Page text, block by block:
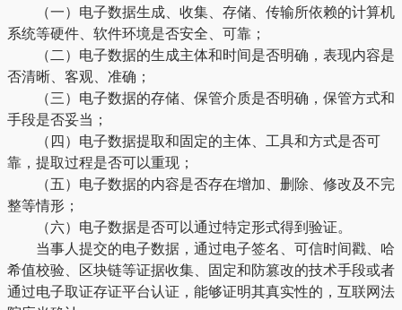
（一）电子数据生成、收集、存储、传输所依赖的计算机
系统等硬件、软件环境是否安全、可靠；
（二）电子数据的生成主体和时间是否明确，表现内容是
否清晰、客观、准确；
（三）电子数据的存储、保管介质是否明确，保管方式和
手段是否妥当；
（四）电子数据提取和固定的主体、工具和方式是否可
靠，提取过程是否可以重现；
（五）电子数据的内容是否存在增加、删除、修改及不完
整等情形；
（六）电子数据是否可以通过特定形式得到验证。
当事人提交的电子数据，通过电子签名、可信时间戳、哈
希值校验、区块链等证据收集、固定和防篡改的技术手段或者
通过电子取证存证平台认证，能够证明其真实性的，互联网法